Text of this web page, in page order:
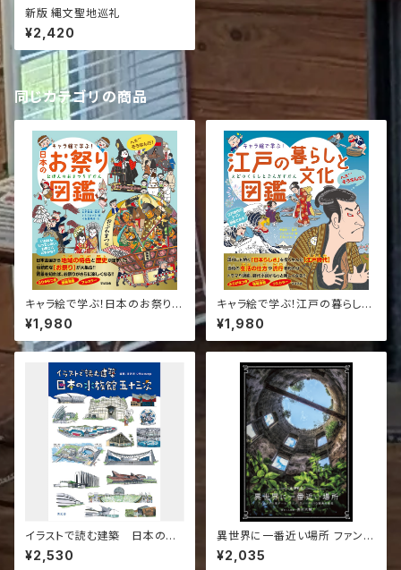
新版 縄文聖地巡礼
¥2,420
同じカテゴリの商品
キャラ絵で学ぶ！日本のお祭り図
鑑 日本/歴史/文化
¥1,980
キャラ絵で学ぶ！江戸の暮らしと
文化図鑑【2025年新商品】日
本/歴史/文化
¥1,980
イラストで読む建築 日本の水
族館 五十三次
¥2,530
異世界に一番近い場所 ファンタ
ジー系ゲーム・アニメ・ラノベの
ような現実の景色
¥2,035